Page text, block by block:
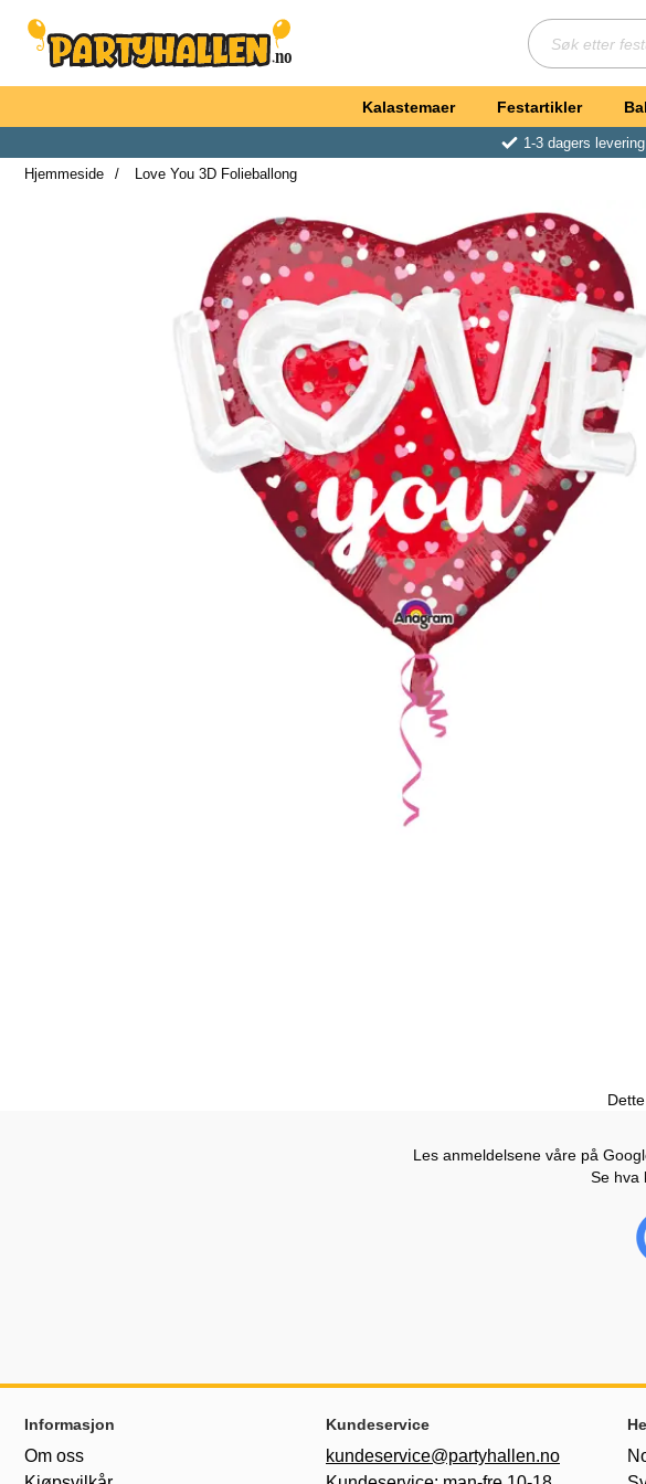
Søk
Startsiden for Partyhallen AB
Kalastemaer Festartikler
1-3 dagers levering
Hjemmeside
Love You 3D Folieballong
Les anmeldelsene våre på
Se hva
Footer-innhold Blandet informasjon og lenker
Informasjon
Om oss
Kundeservice
kundeservice@partyhallen.no